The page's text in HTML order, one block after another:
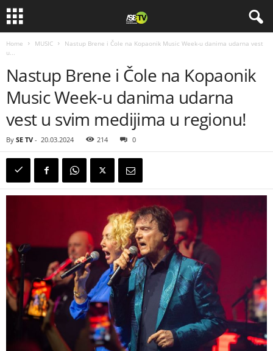
Home MUSIC
Nastup Brene i Čole na Kopaonik Music Week-u danima udarna vest
u...
Nastup Brene i Čole na Kopaonik
Music Week-u danima udarna
vest u svim medijima u regionu!
By SE TV - 20.03.2024 214 0